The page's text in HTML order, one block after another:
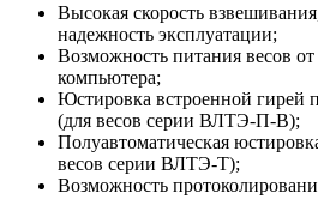
Высокая скорость
надежность эксплуатации;
Возможность питания весов
компьютера;
Юстировка встроенной гирей
(для весов серии ВЛТЭ-П-В);
Полуавтоматическая
весов серии ВЛТЭ-Т);
Возможность